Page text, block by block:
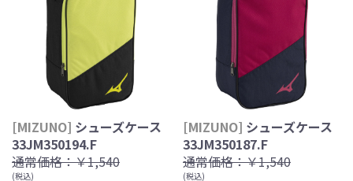
[MIZUNO] シューズケース
33JM350194.F
通常価格：￥1,540
(税込)
[MIZUNO] シューズケース
33JM350187.F
通常価格：￥1,540
(税込)